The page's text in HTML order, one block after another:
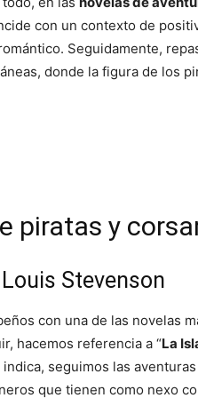
con un contexto de
Seguidamente,
donde la figura de los
piratas y
Stevenson
con una de las novelas
hacemos referencia a “La
seguimos las
que tienen como nexo